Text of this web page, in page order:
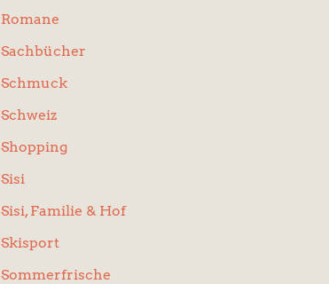
Romane
Sachbücher
Schmuck
Schweiz
Shopping
Sisi
Sisi, Familie & Hof
Skisport
Sommerfrische